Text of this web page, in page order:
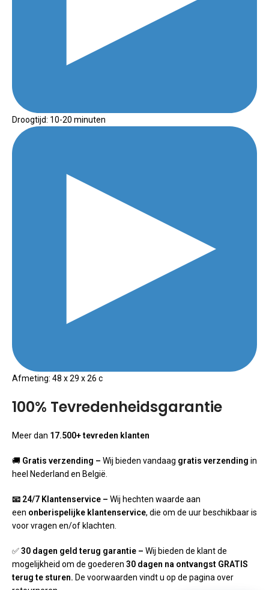
Droogtijd: 10-20 minuten
Afmeting: 48 x 29 x 26 c
100% Tevredenheidsgarantie
Meer dan 17.500+ tevreden klanten
🚚 Gratis verzending – Wij bieden vandaag gratis verzending in
heel Nederland en België.
📧 24/7 Klantenservice – Wij hechten waarde aan
een onberispelijke klantenservice, die om de uur beschikbaar is
voor vragen en/of klachten.
✅30 dagen geld terug garantie – Wij bieden de klant de
mogelijkheid om de goederen 30 dagen na ontvangst GRATIS
terug te sturen. De voorwaarden vindt u op de pagina over